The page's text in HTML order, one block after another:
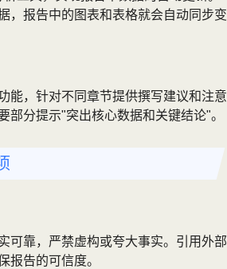
，报告中的图表和表格就会自动同步变
能，针对不同章节提供撰写建议和注意
部分提示"突出核心数据和关键结论"。
可靠，严禁虚构或夸大事实。引用外部
报告的可信度。